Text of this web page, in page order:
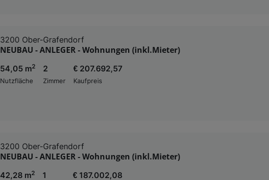
3200 Ober-Grafendorf
NEUBAU - ANLEGER - Wohnungen (inkl.Mieter)
54,05 m2
Nutzfläche
2
Zimmer
€ 207.692,57
Kaufpreis
3200 Ober-Grafendorf
NEUBAU - ANLEGER - Wohnungen (inkl.Mieter)
42,28 m2 1 € 187.002,08